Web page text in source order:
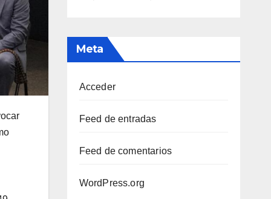
Meta
Acceder
Feed de entradas
Feed de comentarios
WordPress.org